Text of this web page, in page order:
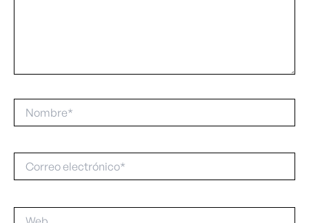
electrónico*